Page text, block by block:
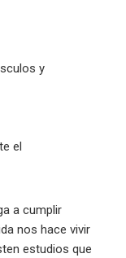
y
el
a cumplir
nos hace vivir
estudios que